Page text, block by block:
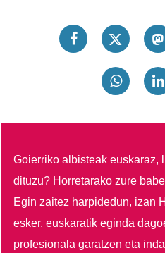
Goierriko albisteak euskaraz,
dituzu? Horretarako zure
Egin zaitez harpidedun, izan
esker, euskaratik eginda
profesionala garatzen eta